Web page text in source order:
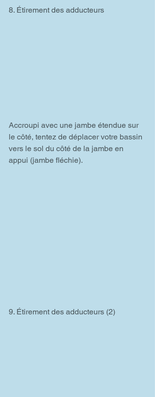
8. Étirement des adducteurs
Accroupi avec une jambe étendue sur
le côté, tentez de déplacer votre bassin
vers le sol du côté de la jambe en
appui (jambe fléchie).
9. Étirement des adducteurs (2)